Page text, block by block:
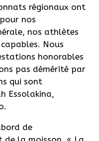
régionaux ont
nos
nos athlètes
Nous
honorables
pas démérité par
qui sont
Essolakina,
de